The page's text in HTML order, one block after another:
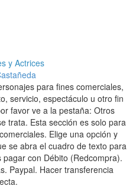
y Actrices
para fines comerciales,
servicio, espectáculo u otro fin
favor ve a la pestaña: Otros
trata. Esta sección es solo para
Elige una opción y
se abra el cuadro de texto para
con Débito (Redcompra).
Paypal. Hacer transferencia